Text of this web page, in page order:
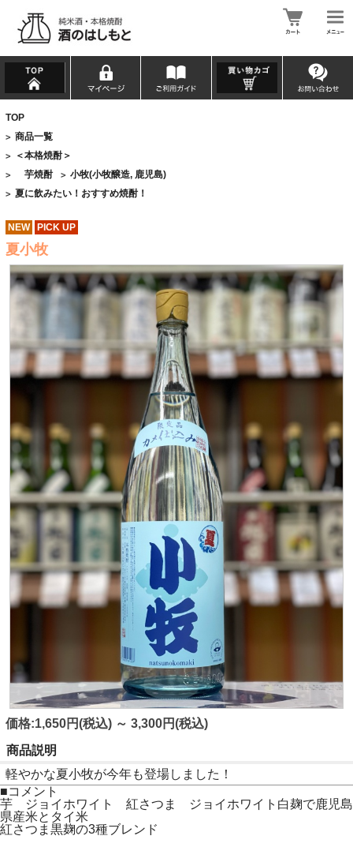
TOP
> 商品一覧
> ＜本格焼酎＞
> 芋焼酎 > 小牧(小牧醸造, 鹿児島)
> 夏に飲みたい！おすすめ焼酎！
NEW PICK UP
夏小牧
価格:1,650円(税込) ～ 3,300円(税込)
商品説明
軽やかな夏小牧が今年も登場しました！
■コメント
芋 ジョイホワイト 紅さつま ジョイホワイト白麹で鹿児島
県産米とタイ米
紅さつま黒麹の3種ブレンド